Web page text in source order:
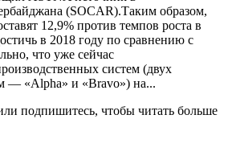
(SOCAR).Таким образом,
12,9% против темпов роста в
в 2018 году по сравнению с
что уже сейчас
систем (двух
— «Alpha» и «Bravo») на...
подпишитесь, чтобы читать больше